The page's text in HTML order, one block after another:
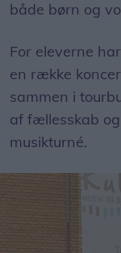
både børn og
For eleverne
en række
sammen i
af fællesskab
musikturné.